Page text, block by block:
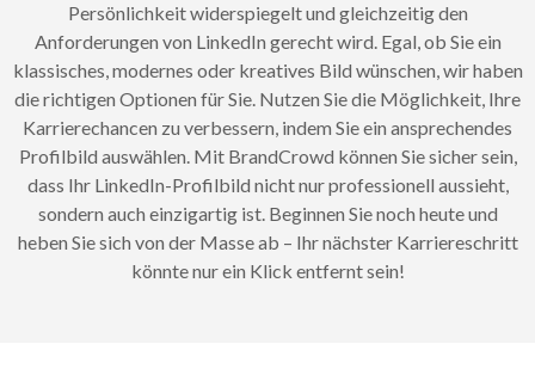
Persönlichkeit widerspiegelt und gleichzeitig den
Anforderungen von LinkedIn gerecht wird. Egal, ob Sie ein
klassisches, modernes oder kreatives Bild wünschen, wir haben
die richtigen Optionen für Sie. Nutzen Sie die Möglichkeit, Ihre
Karrierechancen zu verbessern, indem Sie ein ansprechendes
Profilbild auswählen. Mit BrandCrowd können Sie sicher sein,
dass Ihr LinkedIn-Profilbild nicht nur professionell aussieht,
sondern auch einzigartig ist. Beginnen Sie noch heute und
heben Sie sich von der Masse ab – Ihr nächster Karriereschritt
könnte nur ein Klick entfernt sein!